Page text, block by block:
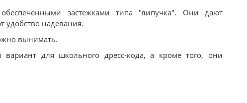
застежками типа "липучка". Они дают
удобство надевания.
вынимать.
для школьного дресс-кода, а кроме того, они